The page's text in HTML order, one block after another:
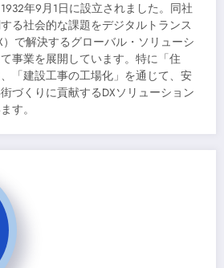
年9月1日に設立されました。同社
る社会的な課題をデジタルトランス
で解決するグローバル・ソリューシ
事業を展開しています。特に「住
、「建設工事の工場化」を通じて、安
づくりに貢献するDXソリューション
す。